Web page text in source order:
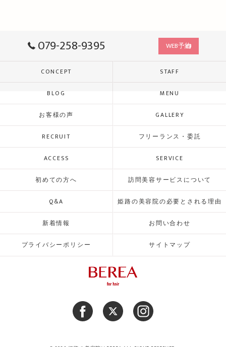
079-258-9395 WEB予約
CONCEPT STAFF
BLOG MENU
お客様の声 GALLERY
RECRUIT フリーランス・委託
ACCESS SERVICE
初めての方へ 訪問美容サービスについて
Q&A 姫路の美容院の必要とされる理由
新着情報 お問い合わせ
プライバシーポリシー サイトマップ